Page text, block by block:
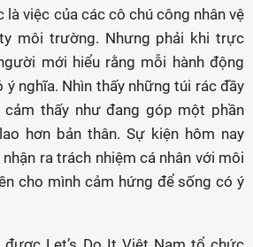
là việc của các cô chú công nhân vệ
môi trường. Nhưng phải khi trực
mới hiểu rằng mỗi hành động
ý nghĩa. Nhìn thấy những túi rác đầy
thấy như đang góp một phần
hơn bản thân. Sự kiện hôm nay
ra trách nhiệm cá nhân với môi
cho mình cảm hứng để sống có ý